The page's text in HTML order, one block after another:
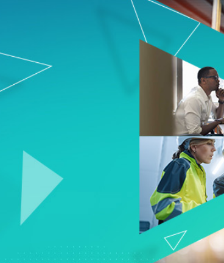
Minitab Solution Center
Minitab Statistical
Software
Minitab Connect
Minitab Model Ops
Minitab Education Hub
Minitab Engage
Minitab Workspace
Real-Time SPC
Prolink 数据收集和统计
程控制 (SPC)
Scytec 数据收集和 OEE
Simul8 离散事件模拟
学和机器学习软
智能软件
制
关键功能
自动化数据收集
高级试验设计
模型和机器学习运营
过程卓越：检测、纠正和预
资源
案例研究
电子书和白皮书
Education Hub
提高过程